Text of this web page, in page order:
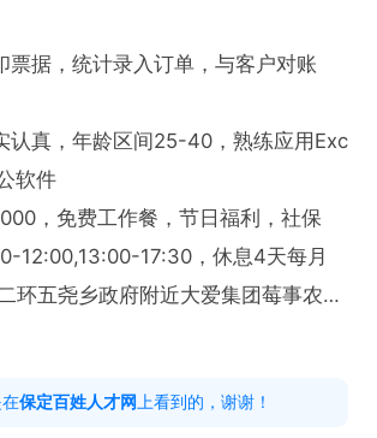
票据，统计录入订单，与客户对账
认真，年龄区间25-40，熟练应用Exc
软件
，免费工作餐，节日福利，社保
12:00,13:00-17:30，休息4天每月
环五尧乡政府附近大爱集团莓事农庄
保定百姓人才网 上看到的，谢谢！